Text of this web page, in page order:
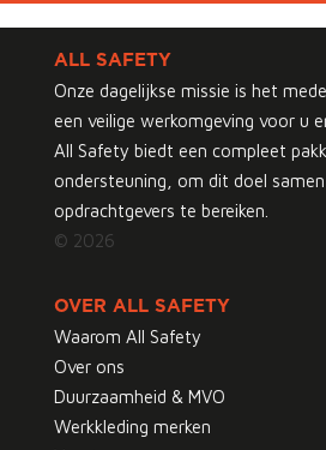
ALL SAFETY
Onze dagelijkse missie is het
een veilige werkomgeving voor u
All Safety biedt een compleet
ondersteuning, om dit doel
opdrachtgevers te bereiken.
© 2026
OVER ALL SAFETY
Waarom All Safety
Over ons
Duurzaamheid & MVO
Werkkleding merken